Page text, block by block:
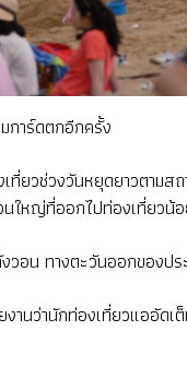
การ์ดตกอีกครั้ง
เที่ยวช่วงวันหยุดยาวต
ใหญ่ที่ออกไปท่องเที่ยว
วอน ทางตะวันออกของ
านว่านักท่องเที่ยวแออั